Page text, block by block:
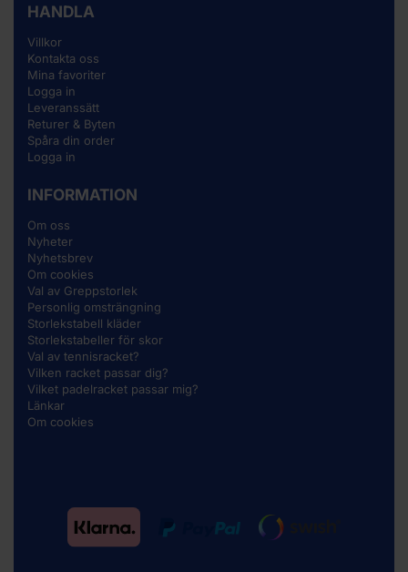
HANDLA
Villkor
Kontakta oss
Mina favoriter
Logga in
Leveranssätt
Returer & Byten
Spåra din order
Logga in
INFORMATION
Om oss
Nyheter
Nyhetsbrev
Om cookies
Val av Greppstorlek
Personlig omsträngning
Storlekstabell kläder
Storlekstabeller för skor
Val av tennisracket?
Vilken racket passar dig?
Vilket padelracket passar mig?
Länkar
Om cookies